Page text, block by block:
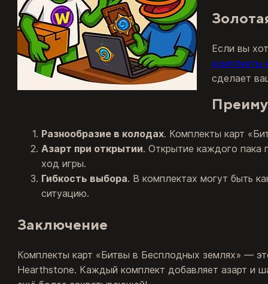
Если вы
комплекты
сделает
Разнообразие в колодах. Комплекты карт
Азарт при открытии. Открытие каждого пака
ход игры.
Гибкость выбора. В комплектах могут быть
ситуацию.
Заключение
Комплекты карт «Битвы в Бесплодных землях» —
Hearthstone. Каждый комплект добавляет азарт и